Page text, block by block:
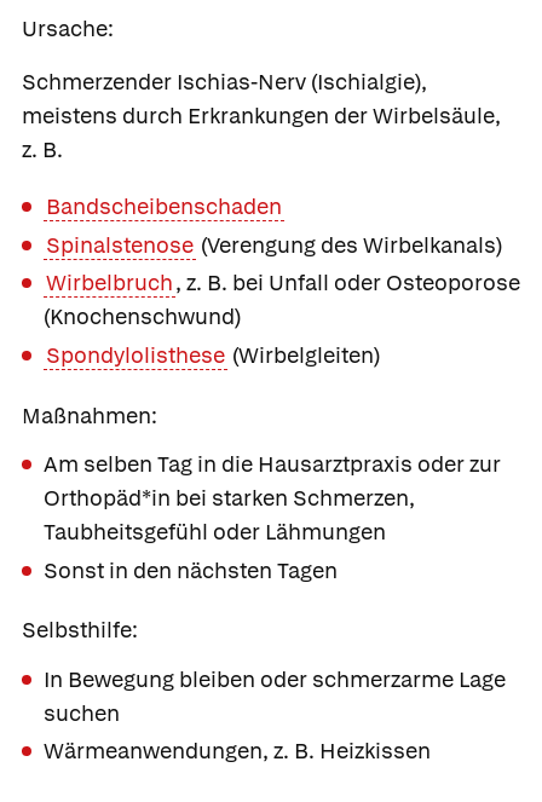
Ursache:
Schmerzender Ischias-Nerv (Ischialgie),
meistens durch Erkrankungen der Wirbelsäule,
z. B.
Bandscheibenschaden
Spinalstenose (Verengung des Wirbelkanals)
Wirbelbruch, z. B. bei Unfall oder Osteoporose
(Knochenschwund)
Spondylolisthese (Wirbelgleiten)
Maßnahmen:
Am selben Tag in die Hausarztpraxis oder zur
Orthopäd*in bei starken Schmerzen,
Taubheitsgefühl oder Lähmungen
Sonst in den nächsten Tagen
Selbsthilfe:
In Bewegung bleiben oder schmerzarme Lage
suchen
Wärmeanwendungen, z. B. Heizkissen